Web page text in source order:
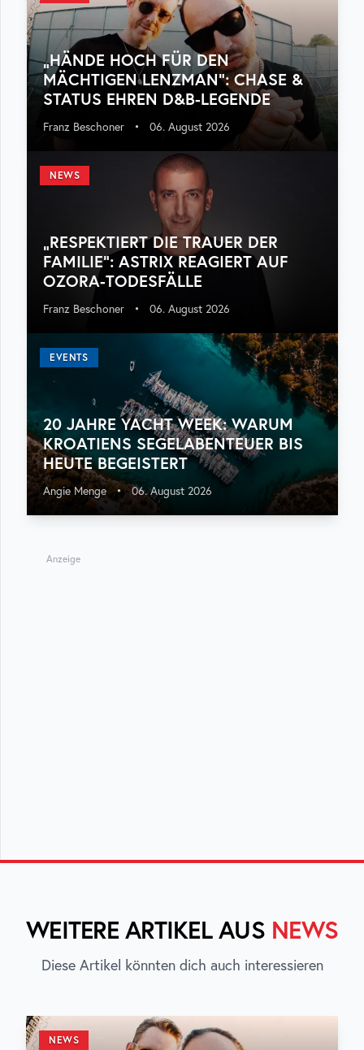
„HÄNDE HOCH FÜR DEN
MÄCHTIGEN LENZMAN“: CHASE &
STATUS EHREN D&B-LEGENDE
Franz Beschoner • 06. August 2026
NEWS
„RESPEKTIERT DIE TRAUER DER
FAMILIE“: ASTRIX REAGIERT AUF
OZORA-TODESFÄLLE
Franz Beschoner • 06. August 2026
EVENTS
20 JAHRE YACHT WEEK: WARUM
KROATIENS SEGELABENTEUER BIS
HEUTE BEGEISTERT
Angie Menge • 06. August 2026
Anzeige
WEITERE ARTIKEL AUS NEWS
Diese Artikel könnten dich auch interessieren
NEWS